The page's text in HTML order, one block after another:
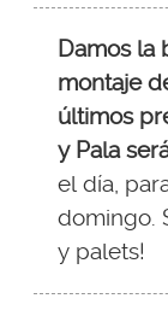
Damos la
montaje
últimos
y Pala
el día,
domingo.
y palets!